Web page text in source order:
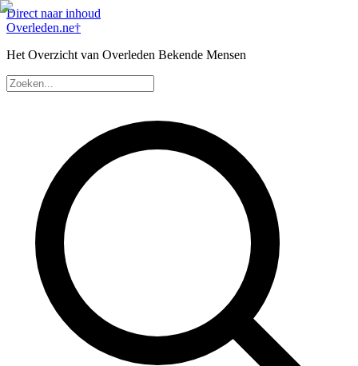
Direct naar inhoud
Overleden.ne†
Het Overzicht van Overleden Bekende Mensen